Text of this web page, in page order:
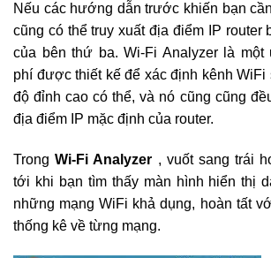
Nếu các hướng dẫn trước khiến bạn
cũng có thể truy xuất địa điểm IP router
của bên thứ ba. Wi-Fi Analyzer là một
phí được thiết kế để xác định kênh WiFi
độ đỉnh cao có thể, và nó cũng cũng
địa điểm IP mặc định của router.
TrongWi-Fi Analyzer , vuốt sang trái
tới khi bạn tìm thấy màn hình hiển thị
những mạng WiFi khả dụng, hoàn tất
thống kê về từng mạng.